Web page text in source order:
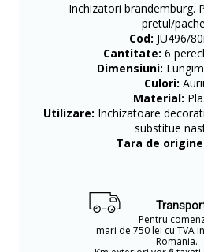
Inchizatori brandemburg.
pretul/
Cod: JU496/
Cantitate: 6
Dimensiuni:
Culori:
Material:
Utilizare: Inchizatoare
substitue
Tara de
Pentru
mari de 750 lei cu TVA
Romania.